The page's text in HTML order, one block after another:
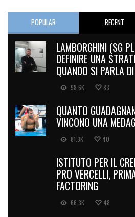
POPULAR RECENT
LAMBORGHINI (SG
DEFINIRE UNA
QUANDO SI PARLA
98.6K 83
QUANTO
VINCONO UNA
81.3K 40
ISTITUTO PER IL
PRO VERCELLI,
FACTORING
66.3K 48